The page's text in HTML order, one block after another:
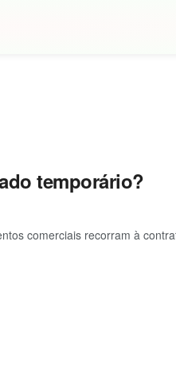
temporário?
comerciais recorram à